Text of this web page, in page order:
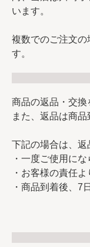
います。
複数でのご注文
す。
商品の返品・交
また、返品は商品
下記の場合は、返
・一度ご使用に
・お客様の責任
・商品到着後、7